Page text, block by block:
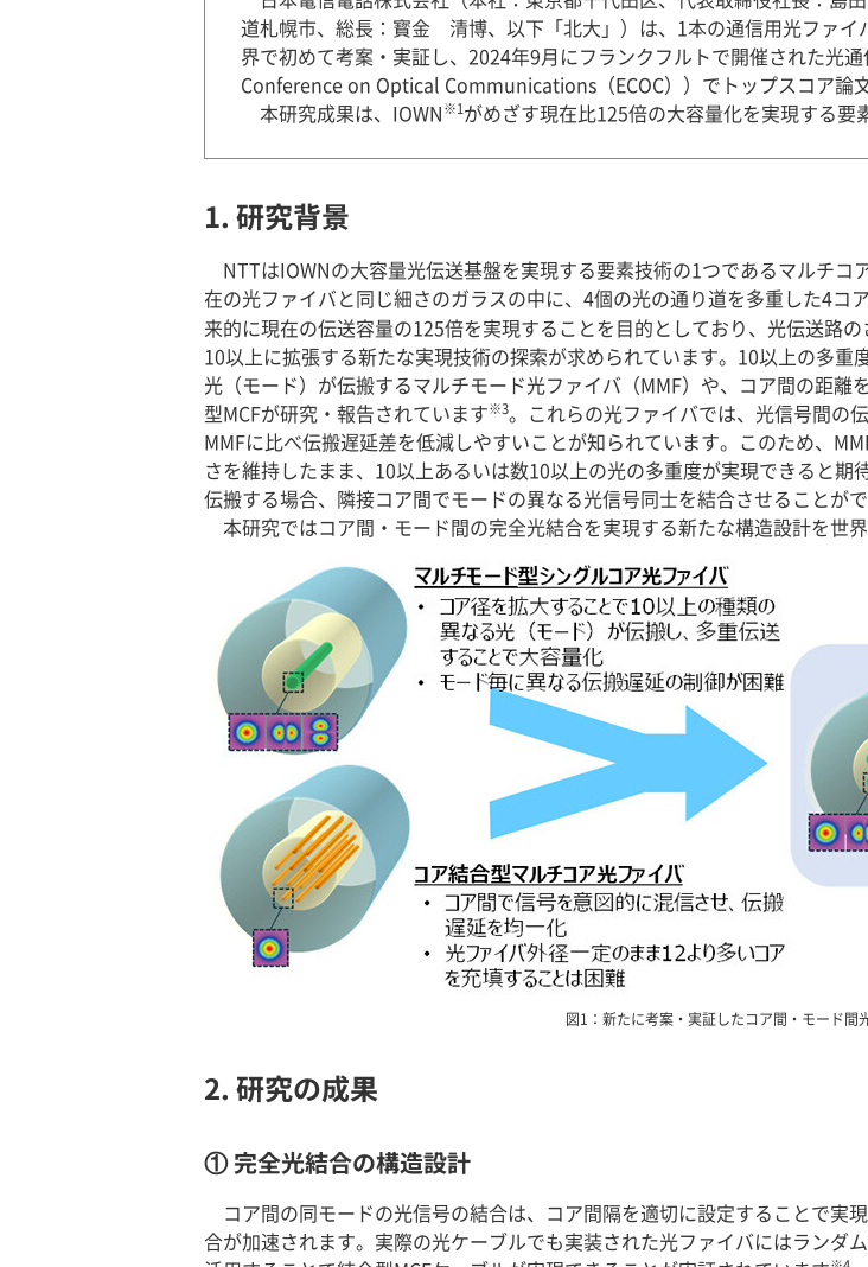
道札幌市、総長：寳金 清博、以下「北大」）は、1本の通信用光ファ
界で初めて考案・実証し、2024年9月にフランクフルトで開催された光
Conference on Optical Communications（ECOC））でトップスコア論
本研究成果は、IOWN※1がめざす現在比125倍の大容量化を実現する要
1. 研究背景
NTTはIOWNの大容量光伝送基盤を実現する要素技術の1つであるマルチ
在の光ファイバと同じ細さのガラスの中に、4個の光の通り道を多重した4コ
来的に現在の伝送容量の125倍を実現することを目的としており、光伝送路
10以上に拡張する新たな実現技術の探索が求められています。10以上の多
光（モード）が伝搬するマルチモード光ファイバ（MMF）や、コア間の距
型MCFが研究・報告されています※3。これらの光ファイバでは、光信号間の
MMFに比べ伝搬遅延差を低減しやすいことが知られています。このため、
さを維持したまま、10以上あるいは数10以上の光の多重度が実現できると
伝搬する場合、隣接コア間でモードの異なる光信号同士を結合させることがで
本研究ではコア間・モード間の完全光結合を実現する新たな構造設計を世
図1：新たに考案・実証したコア間・モード間
2. 研究の成果
① 完全光結合の構造設計
コア間の同モードの光信号の結合は、コア間隔を適切に設定することで実
合が加速されます。実際の光ケーブルでも実装された光ファイバにはランダ